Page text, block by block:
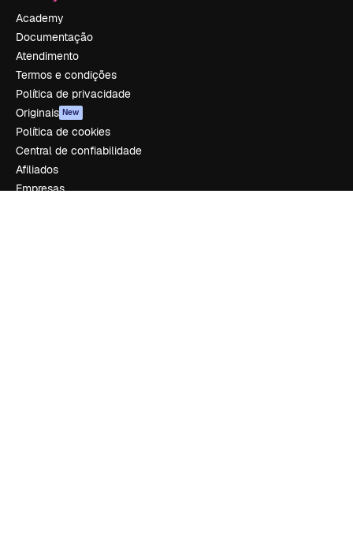
Academy
Documentação
Atendimento
Termos e condições
Política de privacidade
Originais New
Política de cookies
Central de confiabilidade
Afiliados
Empresas